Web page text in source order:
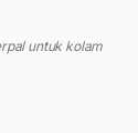
untuk kolam